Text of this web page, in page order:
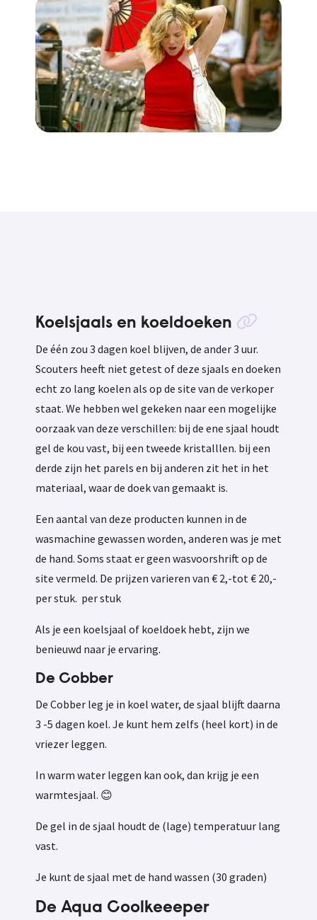
Koelsjaals en koeldoeken
De één zou 3 dagen koel blijven, de ander 3 uur.
Scouters heeft niet getest of deze sjaals en doeken
echt zo lang koelen als op de site van de verkoper
staat. We hebben wel gekeken naar een mogelijke
oorzaak van deze verschillen: bij de ene sjaal houdt
gel de kou vast, bij een tweede kristalllen. bij een
derde zijn het parels en bij anderen zit het in het
materiaal, waar de doek van gemaakt is.
Een aantal van deze producten kunnen in de
wasmachine gewassen worden, anderen was je met
de hand. Soms staat er geen wasvoorshrift op de
site vermeld. De prijzen varieren van € 2,-tot € 20,-
per stuk. per stuk
Als je een koelsjaal of koeldoek hebt, zijn we
benieuwd naar je ervaring.
De Cobber
De Cobber leg je in koel water, de sjaal blijft daarna
3 -5 dagen koel. Je kunt hem zelfs (heel kort) in de
vriezer leggen.
In warm water leggen kan ook, dan krijg je een
warmtesjaal. 😊
De gel in de sjaal houdt de (lage) temperatuur lang
vast.
Je kunt de sjaal met de hand wassen (30 graden)
De Aqua Coolkeeeper